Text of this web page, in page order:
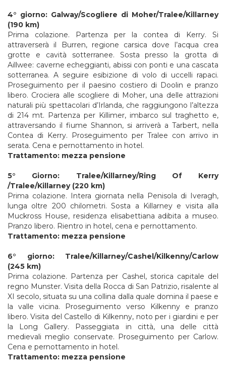
4° giorno: Galway/Scogliere di Moher/Tralee/Killarney
(190 km)
Prima colazione. Partenza per la contea di Kerry. Si
attraverserà il Burren, regione carsica dove l’acqua crea
grotte e cavità sotterranee. Sosta presso la grotta di
Aillwee: caverne echeggianti, abissi con ponti e una cascata
sotterranea. A seguire esibizione di volo di uccelli rapaci.
Proseguimento per il paesino costiero di Doolin e pranzo
libero. Crociera alle scogliere di Moher, una delle attrazioni
naturali più spettacolari d’Irlanda, che raggiungono l’altezza
di 214 mt. Partenza per Killimer, imbarco sul traghetto e,
attraversando il fiume Shannon, si arriverà a Tarbert, nella
Contea di Kerry. Proseguimento per Tralee con arrivo in
serata. Cena e pernottamento in hotel.
Trattamento: mezza pensione
5° Giorno: Tralee/Killarney/Ring Of Kerry
/Tralee/Killarney (220 km)
Prima colazione. Intera giornata nella Penisola di Iveragh,
lunga oltre 200 chilometri. Sosta a Killarney e visita alla
Muckross House, residenza elisabettiana adibita a museo.
Pranzo libero. Rientro in hotel, cena e pernottamento.
Trattamento: mezza pensione
6° giorno: Tralee/Killarney/Cashel/Kilkenny/Carlow
(245 km)
Prima colazione. Partenza per Cashel, storica capitale del
regno Munster. Visita della Rocca di San Patrizio, risalente al
XI secolo, situata su una collina dalla quale domina il paese e
la valle vicina. Proseguimento verso Kilkenny e pranzo
libero. Visita del Castello di Kilkenny, noto per i giardini e per
la Long Gallery. Passeggiata in città, una delle città
medievali meglio conservate. Proseguimento per Carlow.
Cena e pernottamento in hotel.
Trattamento: mezza pensione